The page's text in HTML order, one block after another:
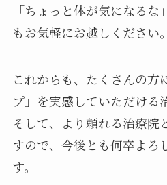
「ちょっと体が気になる
もお気軽にお越しください。
これからも、たくさんの方
プ」を実感していただける
そして、より頼れる治療院
すので、今後とも何卒よろ
す。